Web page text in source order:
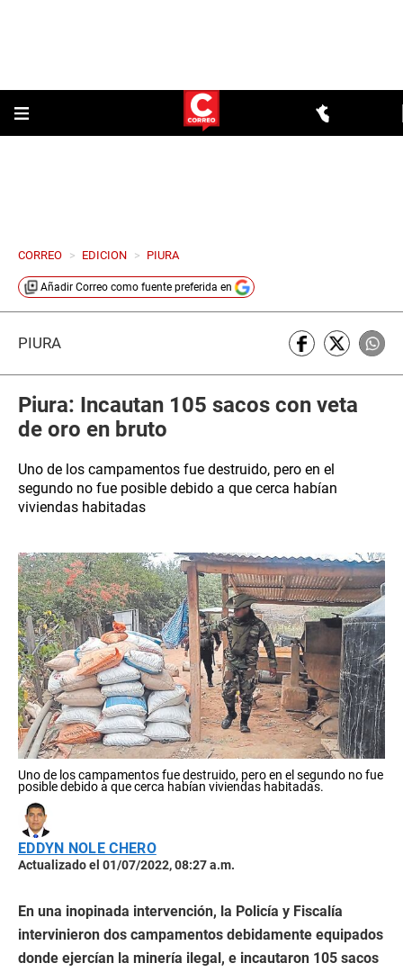
CORREO > EDICION > PIURA
Añadir Correo como fuente preferida en
PIURA
Piura: Incautan 105 sacos con veta
de oro en bruto
Uno de los campamentos fue destruido, pero en el
segundo no fue posible debido a que cerca habían
viviendas habitadas
Uno de los campamentos fue destruido, pero en el segundo no fue
posible debido a que cerca habían viviendas habitadas.
EDDYN NOLE CHERO
Actualizado el 01/07/2022, 08:27 a.m.
En una inopinada intervención, la Policía y Fiscalía
intervinieron dos campamentos debidamente equipados
donde ejercían la minería ilegal, e incautaron 105 sacos